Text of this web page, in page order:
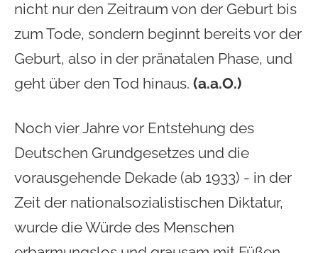
nicht nur den Zeitraum von der Geburt bis
zum Tode, sondern beginnt bereits vor der
Geburt, also in der pränatalen Phase, und
geht über den Tod hinaus. (a.a.O.)
Noch vier Jahre vor Entstehung des
Deutschen Grundgesetzes und die
vorausgehende Dekade (ab 1933) - in der
Zeit der nationalsozialistischen Diktatur,
wurde die Würde des Menschen